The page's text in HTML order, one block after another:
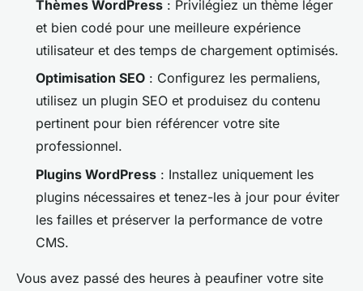
Thèmes WordPress : Privilégiez un thème léger
et bien codé pour une meilleure expérience
utilisateur et des temps de chargement optimisés.
Optimisation SEO : Configurez les permaliens,
utilisez un plugin SEO et produisez du contenu
pertinent pour bien référencer votre site
professionnel.
Plugins WordPress : Installez uniquement les
plugins nécessaires et tenez-les à jour pour éviter
les failles et préserver la performance de votre
CMS.
Vous avez passé des heures à peaufiner votre site